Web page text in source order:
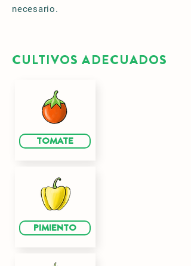
necesario.
CULTIVOS ADECUADOS
TOMATE
PIMIENTO